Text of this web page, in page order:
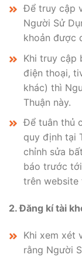
Để truy cập
Người Sử
khoản được
Khi truy cập
điện thoại,
khác) thì
Thuận này.
Để tuân thủ
quy định tại
chỉnh sửa
báo trước
trên website
2. Đăng kí tài
Khi xem xét
rằng Người